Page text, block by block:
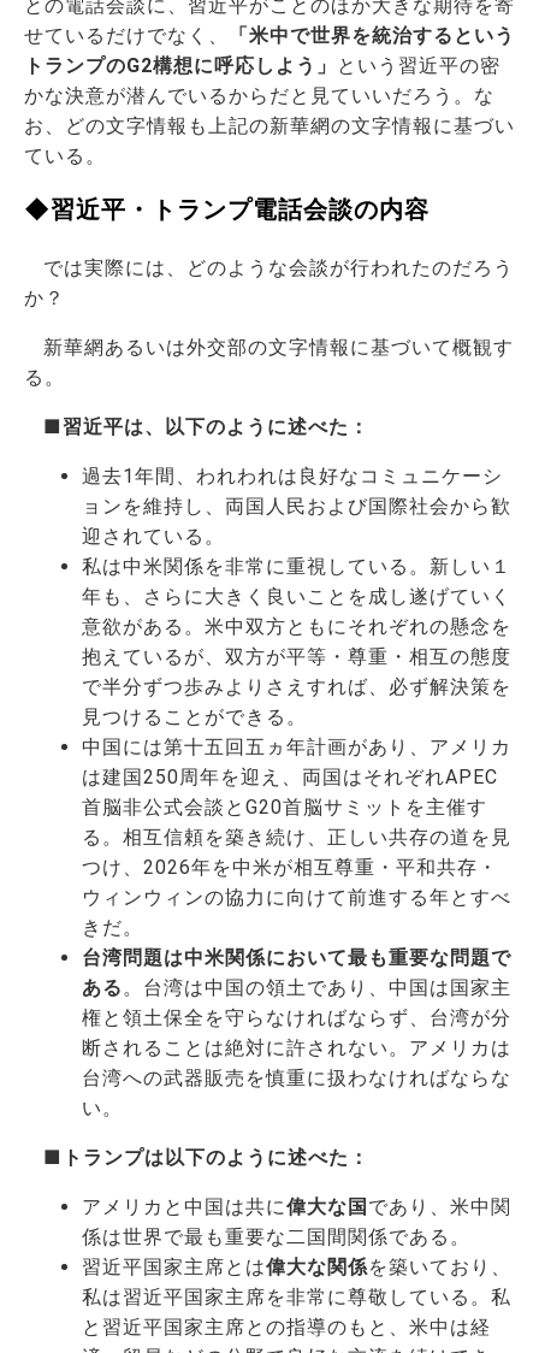
との電話会談に、習近平がことのほか大きな期待を寄
せているだけでなく、
「米中で世界を統治するという
トランプのG2構想に呼応しよう」
という習近平の密
かな決意が潜んでいるからだと見ていいだろう。な
お、どの文字情報も上記の新華網の文字情報に基づい
ている。
◆習近平・トランプ電話会談の内容
では実際には、どのような会談が行われたのだろう
か？
新華網あるいは外交部の文字情報に基づいて概観す
る。
■習近平は、以下のように述べた：
過去1年間、われわれは良好なコミュニケーシ
ョンを維持し、両国人民および国際社会から歓
迎されている。
私は中米関係を非常に重視している。新しい１
年も、さらに大きく良いことを成し遂げていく
意欲がある。米中双方ともにそれぞれの懸念を
抱えているが、双方が平等・尊重・相互の態度
で半分ずつ歩みよりさえすれば、必ず解決策を
見つけることができる。
中国には第十五回五ヵ年計画があり、アメリカ
は建国250周年を迎え、両国はそれぞれAPEC
首脳非公式会談とG20首脳サミットを主催す
る。相互信頼を築き続け、正しい共存の道を見
つけ、2026年を中米が相互尊重・平和共存・
ウィンウィンの協力に向けて前進する年とすべ
きだ。
台湾問題は中米関係において最も重要な問題で
ある。台湾は中国の領土であり、中国は国家主
権と領土保全を守らなければならず、台湾が分
断されることは絶対に許されない。アメリカは
台湾への武器販売を慎重に扱わなければならな
い。
■トランプは以下のように述べた：
アメリカと中国は共に偉大な国 であり、米中関
係は世界で最も重要な二国間関係である。
習近平国家主席とは偉大な関係を築いており、
私は習近平国家主席を非常に尊敬している。私
と習近平国家主席との指導のもと、米中は経